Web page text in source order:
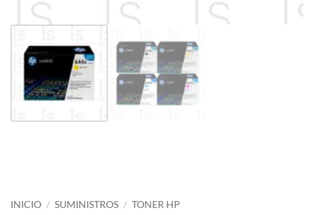
INICIO / SUMINISTROS / TONER HP